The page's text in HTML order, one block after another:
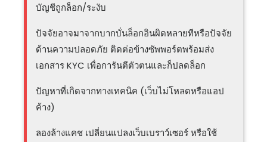
บัญชีถูกล็อก/ระงับ
ปัจจัยอาจมาจากบากบั่นล็อกอินผิดหลายทีหรือปัจจัย
ด้านความปลอดภัย ติดต่อข้างซัพพอร์ตพร้อมส่ง
เอกสาร KYC เพื่อการันตีตัวตนและก็ปลดล็อก
ปัญหาที่เกิดจากทางเทคนิค (เว็บไม่โหลดหรือแอป
ค้าง)
ลองล้างแคช เปลี่ยนแปลงเว็บเบราว์เซอร์ หรือใช้